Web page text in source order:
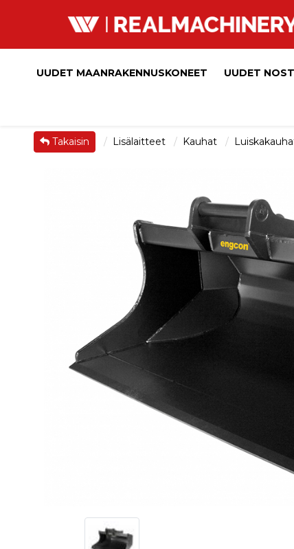
UUDET MAANRAKENNUSKONEET UUDET
Takaisin Lisälaitteet Kauhat